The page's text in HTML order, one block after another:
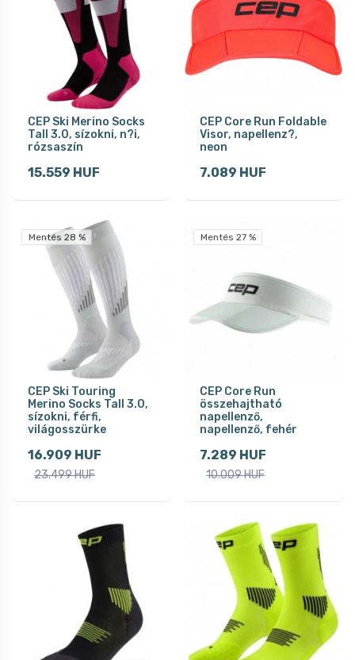
CEP Ski Merino Socks
Tall 3.0, sízokni, n?i,
rózsaszín
15.559 HUF
CEP Core Run Foldable
Visor, napellenz?,
neon
7.089 HUF
Mentés 28 %
CEP Ski Touring
Merino Socks Tall 3.0,
sízokni, férfi,
világosszürke
16.909 HUF
23.499 HUF
Mentés 27 %
CEP Core Run
összehajtható
napellenző,
napellenző, fehér
7.289 HUF
10.009 HUF